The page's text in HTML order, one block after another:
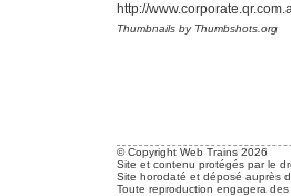
http://
Thumbnails by Thumbshots.org
© Copyright Web Trains 2026
Site et contenu protégés par le
Site horodaté et déposé auprès
Toute reproduction engagera